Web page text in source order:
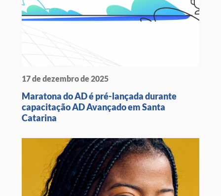
17 de dezembro de 2025
Maratona do AD é pré-lançada durante
capacitação AD Avançado em Santa
Catarina